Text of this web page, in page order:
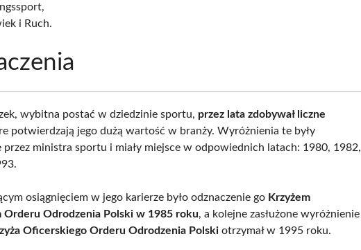
i Ruch.
wybitna postać w dziedzinie sportu, przez lata zdobywał liczne
potwierdzają jego dużą wartość w branży. Wyróżnienia te były
przez ministra sportu i miały miejsce w odpowiednich latach: 1980, 1982,
osiągnięciem w jego karierze było odznaczenie go Krzyżem
Orderu Odrodzenia Polski w 1985 roku, a kolejne zasłużone wyróżnienie
Oficerskiego Orderu Odrodzenia Polski otrzymał w 1995 roku.